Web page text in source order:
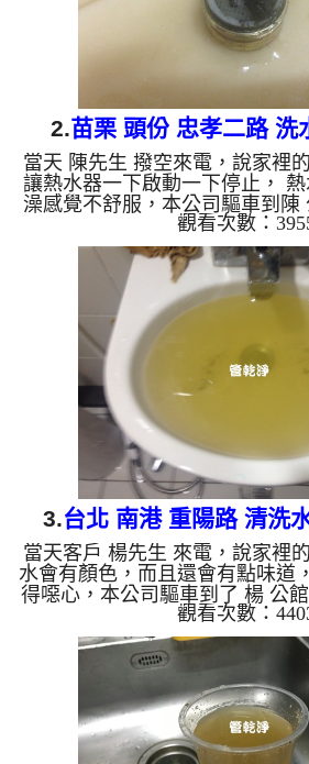
2.苗栗 頭份 忠孝二路 洗
當天 陳先生 撥空來電，說家裡
讓熱水器一下啟動一下停止，
澡感覺不舒服，本公司驅車到陳
拆下水龍頭濾嘴，就發現裡面有
司迅速架起 水管清洗機 ，開始
噴出綠水，持續不斷，流理臺內
如下圖及影片，陳先生 看了都
約兩小時後，出水量變大， 陳
了。 清洗水管, 水管清洗, 洗水
忽冷忽熱, 洗管路, 清
觀看次數：
3.台北 南港 重陽路 清洗
當天客戶 楊先生 來電，說家裡
水會有顏色，而且還會有點味道
得噁心，本公司驅車到了 楊 公
上的濾嘴，就發現裡面有鐵鏽及
迅速架起 水管清洗機 ，開始 清
水龍頭流出，地上還留有一塊塊
片，楊先生 不時說了OH MY
有很多沉積物， 水管清洗 約兩
大， 楊先生可安心的刷牙洗臉了
洗, 洗水管, 熱水管堵塞,
觀看次數：